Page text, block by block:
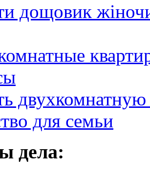
дощовик
для семьи
дела: